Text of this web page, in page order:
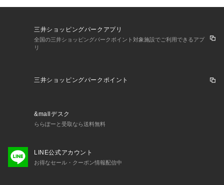
三井ショッピングパークアプリ
全国の三井ショッピングパークポイント対象施設でご利用できるアプ
リ
三井ショッピングパークポイント
&mallデスク
ららぽーと受取なら送料無料
LINE公式アカウント
お得なセール・クーポン情報配信中